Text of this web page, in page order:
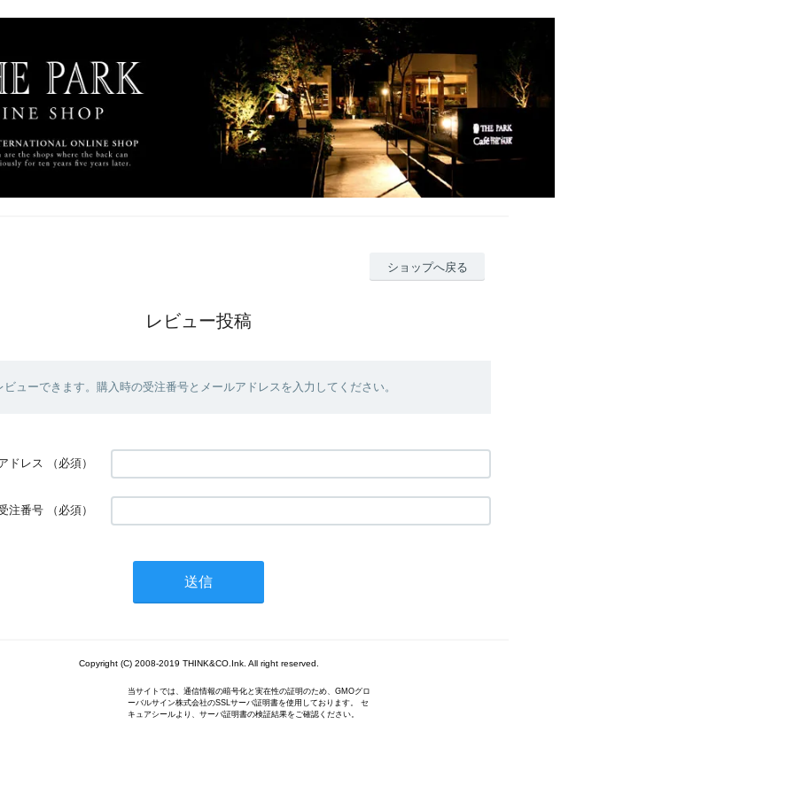
ショップへ戻る
レビュー投稿
ューできます。購入時の受注番号とメールアドレスを入力してください。
ドレス （必須）
注番号 （必須）
Copyright (C) 2008-2019 THINK&CO.Ink. All right reserved.
当サイトでは、通信情報の暗号化と実在性の証明のため、GMOグロ
ーバルサイン株式会社のSSLサーバ証明書を使用しております。 セ
キュアシールより、サーバ証明書の検証結果をご確認ください。